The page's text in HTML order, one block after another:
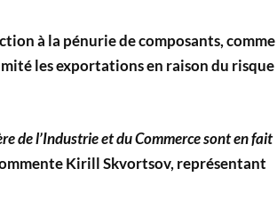
à la pénurie de composants, comme
les exportations en raison du risque
de l’Industrie et du Commerce sont en fait
Kirill Skvortsov, représentant